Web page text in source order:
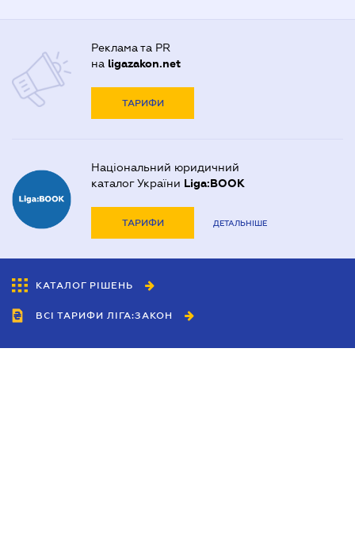
Реклама та PR
на ligazakon.net
ТАРИФИ
Національний юридичний
каталог України Liga:BOOK
ТАРИФИ ДЕТАЛЬНІШЕ
КАТАЛОГ РІШЕНЬ
ВСІ ТАРИФИ ЛІГА:ЗАКОН